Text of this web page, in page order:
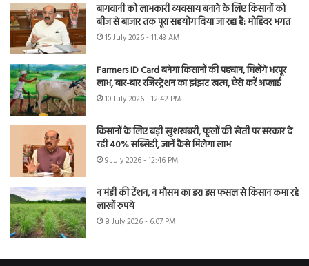
बागवानी को लाभकारी व्यवसाय बनाने के लिए किसानों को
बीज से बाजार तक पूरा सहयोग दिया जा रहा है: मोहिंदर भगत
15 July 2026 - 11:43 AM
Farmers ID Card बनेगा किसानों की पहचान, मिलेंगे भरपूर
लाभ, बार-बार रजिस्ट्रेशन का झंझट खत्म, ऐसे करें अप्लाई
10 July 2026 - 12:42 PM
किसानों के लिए बड़ी खुशखबरी, फूलों की खेती पर सरकार दे
रही 40% सब्सिडी, जानें कैसे मिलेगा लाभ
9 July 2026 - 12:46 PM
न मंडी की टेंशन, न मौसम का डर! इस फसल से किसान कमा रहे
लाखों रुपये
8 July 2026 - 6:07 PM